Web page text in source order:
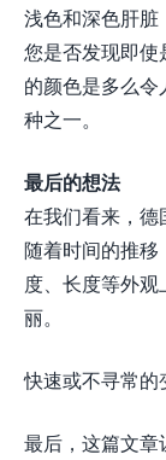
浅色和深色肝脏
您是否发现即
的颜色是多么
种之一。
最后的想法
在我们看来，德
随着时间的推
度、长度等外
丽。
快速或不寻常的
最后，这篇文